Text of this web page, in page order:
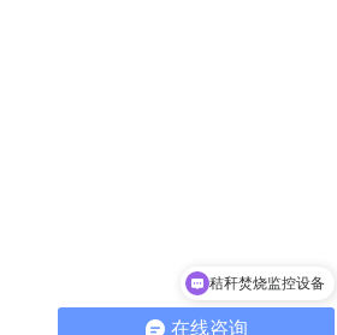
在线咨询
秸秆焚烧监控设备